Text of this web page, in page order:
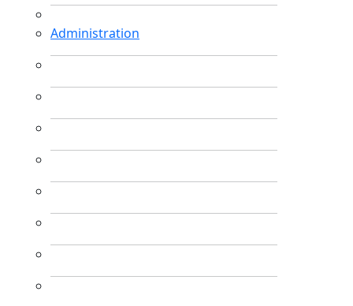
Administration